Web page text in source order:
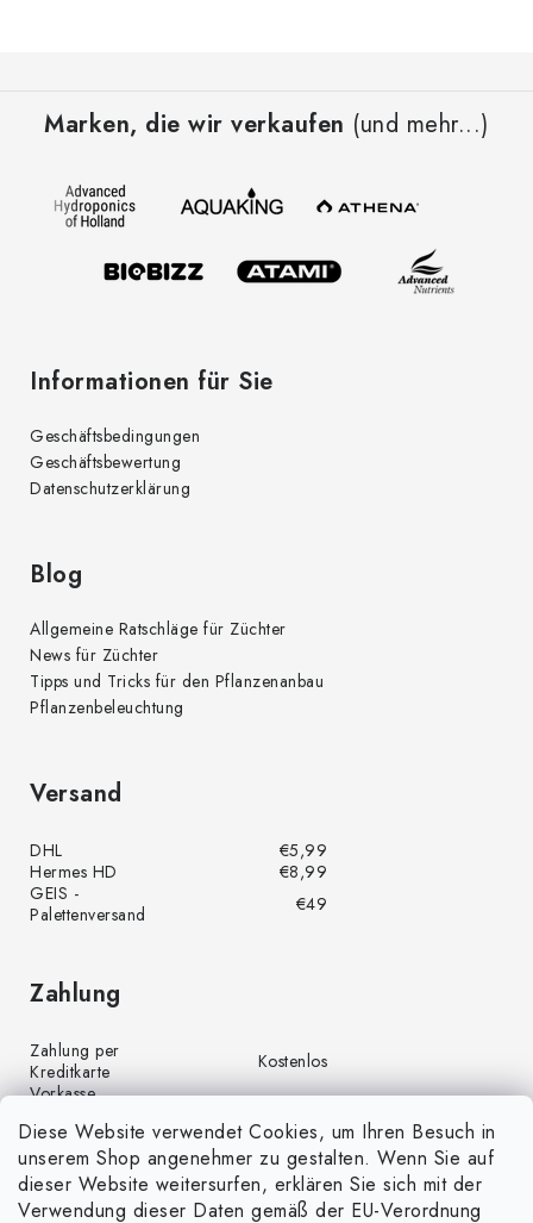
Diese Website verwendet Cookies, um Ihren Besuch in
unserem Shop angenehmer zu gestalten. Wenn Sie auf
dieser Website weitersurfen, erklären Sie sich mit der
Verwendung dieser Daten gemäß der EU-Verordnung
Marken, die wir verkaufen (und mehr...)
Informationen für Sie
Geschäftsbedingungen
Geschäftsbewertung
Datenschutzerklärung
Blog
Allgemeine Ratschläge für Züchter
News für Züchter
Tipps und Tricks für den Pflanzenanbau
Pflanzenbeleuchtung
Versand
DHL
€5,99
Hermes HD
€8,99
GEIS -
Palettenversand
€49
Zahlung
Zahlung per
Kreditkarte
Kostenlos
Vorkasse
Zahlung per PayPal
Kostenlos
Nachnahme
€4,00